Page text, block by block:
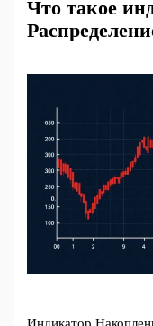
Что такое
Индикатор